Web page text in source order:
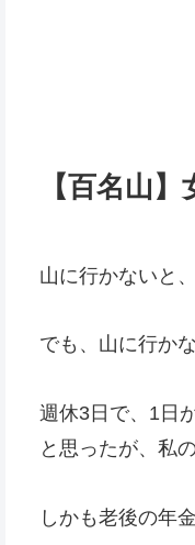
【百名山
山に行かないと
でも、山に行か
週休3日で、1日
と思ったが、私
しかも老後の年